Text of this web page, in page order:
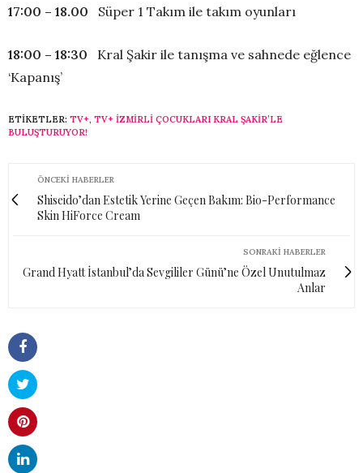
17:00 – 18.00 Süper 1 Takım ile takım oyunları
18:00 – 18:30 Kral Şakir ile tanışma ve sahnede eğlence
‘Kapanış’
ETIKETLER: TV+, TV+ İZMIRLI ÇOCUKLARI KRAL ŞAKIR’LE
BULUŞTURUYOR!
ÖNCEKI HABERLER
Shiseido’dan Estetik Yerine Geçen Bakım: Bio-Performance
Skin HiForce Cream
SONRAKI HABERLER
Grand Hyatt İstanbul’da Sevgililer Günü’ne Özel Unutulmaz
Anlar